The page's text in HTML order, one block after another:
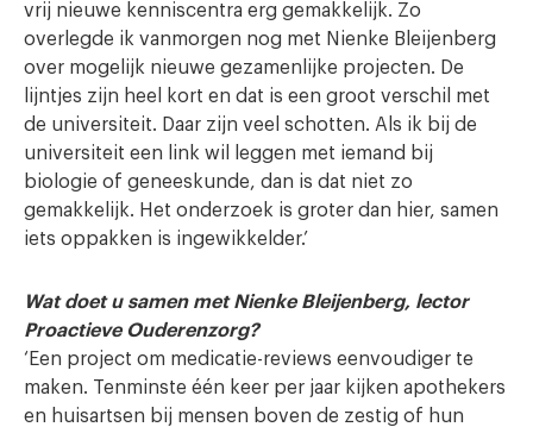
vrij nieuwe kenniscentra erg gemakkelijk. Zo
overlegde ik vanmorgen nog met Nienke Bleijenberg
over mogelijk nieuwe gezamenlijke projecten. De
lijntjes zijn heel kort en dat is een groot verschil met
de universiteit. Daar zijn veel schotten. Als ik bij de
universiteit een link wil leggen met iemand bij
biologie of geneeskunde, dan is dat niet zo
gemakkelijk. Het onderzoek is groter dan hier, samen
iets oppakken is ingewikkelder.’
Wat doet u samen met Nienke Bleijenberg, lector
Proactieve Ouderenzorg?
‘Een project om medicatie-reviews eenvoudiger te
maken. Tenminste één keer per jaar kijken apothekers
en huisartsen bij mensen boven de zestig of hun